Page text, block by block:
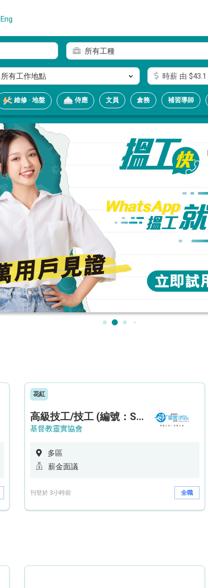
Eng
所有工種
所有工作地點 時薪由 $43.1
維修 · 地盤 侍應 文員 倉務 補習導師
花紅
高級技工/技工 (編號：SSO/FM/A/CTE)
基督教靈實協會
多區
薪金面議
刊登於 3小時前 全職